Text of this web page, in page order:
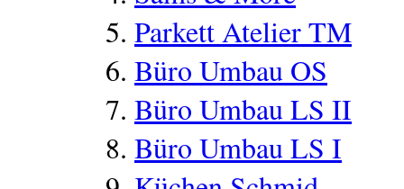
Parkett Atelier TM
Büro Umbau OS
Büro Umbau LS II
Büro Umbau LS I